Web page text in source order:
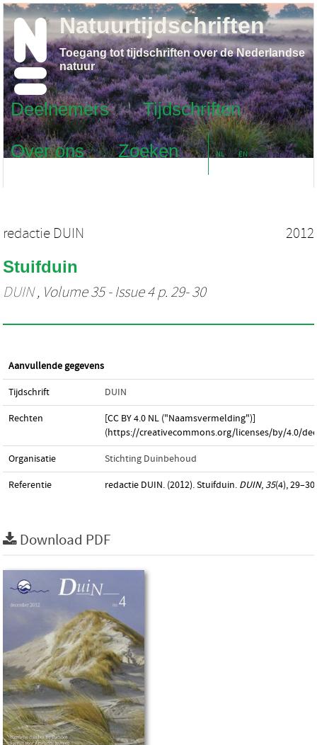
Deelnemers
Tijdschriften
Over ons
Zoeken NL EN
Natuurtijdschriften
Toegang tot tijdschriften over de Nederlandse
natuur
redactie DUIN 2012
Stuifduin
DUIN, Volume 35 - Issue 4 p. 29- 30
Aanvullende gegevens
Tijdschrift DUIN
Rechten
[CC BY 4.0 NL ("Naamsvermelding")]
(https://creativecommons.org/licenses/by/4.0/
Organisatie Stichting Duinbehoud
Referentie redactie DUIN. (2012). Stuifduin. DUIN, 35(4), 29–30.
Download PDF